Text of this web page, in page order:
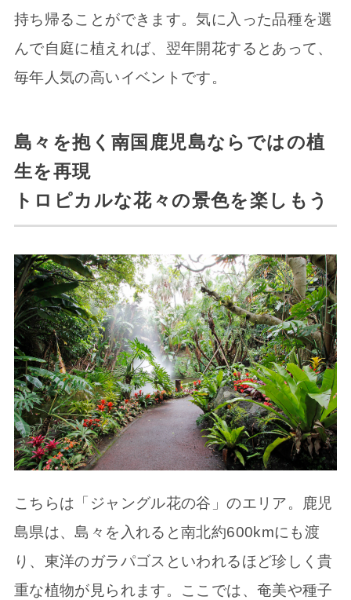
持ち帰ることができます。気に入った品種を選
んで自庭に植えれば、翌年開花するとあって、
毎年人気の高いイベントです。
島々を抱く南国鹿児島ならではの植
生を再現
トロピカルな花々の景色を楽しもう
こちらは「ジャングル花の谷」のエリア。鹿児
島県は、島々を入れると南北約600kmにも渡
り、東洋のガラパゴスといわれるほど珍しく貴
重な植物が見られます。ここでは、奄美や種子